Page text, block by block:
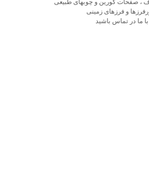
و فرزهای زمینی
ما در تماس باشید